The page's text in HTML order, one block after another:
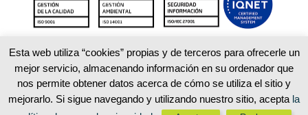
Aviso Legal
Política de privacidad
Política de cookies
Mapa web
Esta web utiliza “cookies” propias y de terceros para ofrecerle un
mejor servicio, almacenando información en su ordenador que
nos permite obtener datos acerca de cómo se utiliza el sitio y
mejorarlo. Si sigue navegando y utilizando nuestro sitio, acepta la